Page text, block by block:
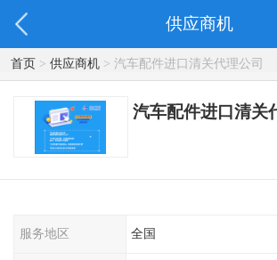
供应商机
首页> 供应商机> 汽车配件进口清关代理公司
汽车配件进口清关
服务地区 全国